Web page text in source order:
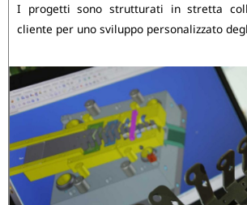
I progetti sono strutturati in stretta
cliente per uno sviluppo personalizzato